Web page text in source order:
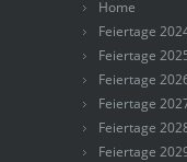
Home
Feiertage
Feiertage
Feiertage
Feiertage
Feiertage
Feiertage